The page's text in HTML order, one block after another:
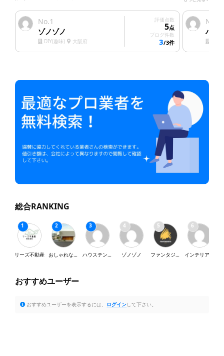
No.1
ゾノゾノ
DIY(趣味) 大阪府
評価点数
5点
ブログ件数
3/3件
No.
ハウ
総合RANKING
リーズ不動産 おしゃれな家が好き ハウステンボス ゾノゾノ ファンタジスタ
おすすめユーザー
おすすめユーザーを表示するには、 ログインして下さい。